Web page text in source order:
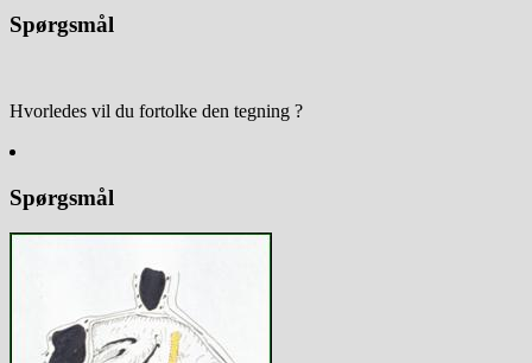
Spørgsmål
Hvorledes vil du fortolke den tegning ?
Spørgsmål